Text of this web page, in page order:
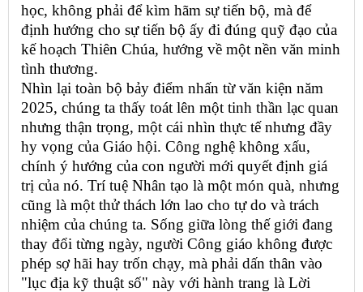
học, không phải để kìm hãm sự tiến bộ, mà để
định hướng cho sự tiến bộ ấy đi đúng quỹ đạo của
kế hoạch Thiên Chúa, hướng về một nền văn minh
tình thương.
Nhìn lại toàn bộ bảy điểm nhấn từ văn kiện năm
2025, chúng ta thấy toát lên một tinh thần lạc quan
nhưng thận trọng, một cái nhìn thực tế nhưng đầy
hy vọng của Giáo hội. Công nghệ không xấu,
chính ý hướng của con người mới quyết định giá
trị của nó. Trí tuệ Nhân tạo là một món quà, nhưng
cũng là một thử thách lớn lao cho tự do và trách
nhiệm của chúng ta. Sống giữa lòng thế giới đang
thay đổi từng ngày, người Công giáo không được
phép sợ hãi hay trốn chạy, mà phải dấn thân vào
"lục địa kỹ thuật số" này với hành trang là Lời